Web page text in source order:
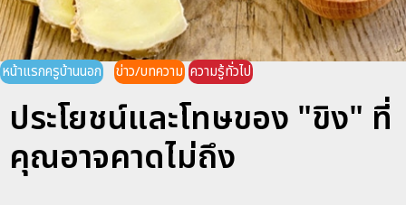
หน้าแรกครูบ้านนอก ข่าว/บทความ ความรู้ทั่วไป
ประโยชน์และโทษของ "ขิง" ที่
คุณอาจคาดไม่ถึง